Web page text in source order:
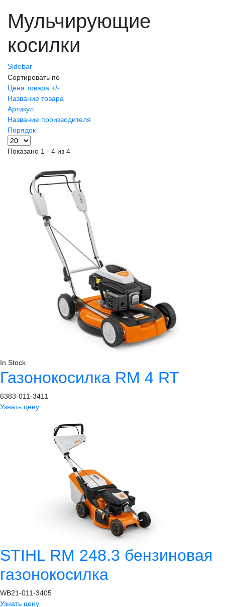
Мульчирующие
косилки
Sidebar
Сортировать по
Цена товара +/-
Название товара
Артикул
Название производителя
Порядок
Показано 1 - 4 из 4
In Stock
Газонокосилка RM 4 RT
6383-011-3411
Узнать цену
STIHL RM 248.3 бензиновая
газонокосилка
WB21-011-3405
Узнать цену